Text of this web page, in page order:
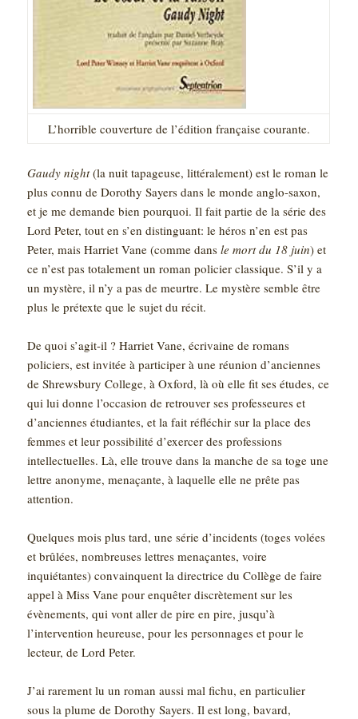
L’horrible couverture de l’édition française courante.
Gaudy night(la nuit tapageuse, littéralement) est le roman le
plus connu de Dorothy Sayers dans le monde anglo-saxon,
et je me demande bien pourquoi. Il fait partie de la série des
Lord Peter, tout en s’en distinguant: le héros n’en est pas
Peter, mais Harriet Vane (comme dansle mort du 18 juin) et
ce n’est pas totalement un roman policier classique. S’il y a
un mystère, il n’y a pas de meurtre. Le mystère semble être
plus le prétexte que le sujet du récit.
De quoi s’agit-il ? Harriet Vane, écrivaine de romans
policiers, est invitée à participer à une réunion d’anciennes
de Shrewsbury College, à Oxford, là où elle fit ses études, ce
qui lui donne l’occasion de retrouver ses professeures et
d’anciennes étudiantes, et la fait réfléchir sur la place des
femmes et leur possibilité d’exercer des professions
intellectuelles. Là, elle trouve dans la manche de sa toge une
lettre anonyme, menaçante, à laquelle elle ne prête pas
attention.
Quelques mois plus tard, une série d’incidents (toges volées
et brûlées, nombreuses lettres menaçantes, voire
inquiétantes) convainquent la directrice du Collège de faire
appel à Miss Vane pour enquêter discrètement sur les
évènements, qui vont aller de pire en pire, jusqu’à
l’intervention heureuse, pour les personnages et pour le
lecteur, de Lord Peter.
J’ai rarement lu un roman aussi mal fichu, en particulier
sous la plume de Dorothy Sayers. Il est long, bavard,